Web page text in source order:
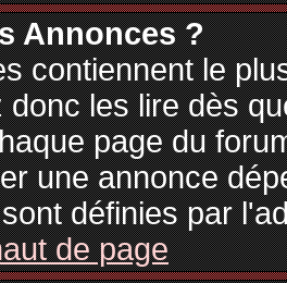
Annonces ?
contiennent le
donc les lire dès
page du
une annonce
définies par
de page